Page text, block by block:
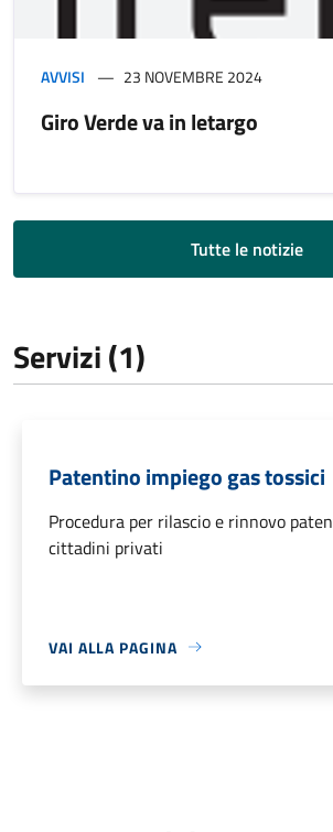
AVVISI 23 NOVEMBRE 2024
Giro Verde va in letargo
Tutte le notizie
Servizi (1)
Patentino impiego gas tossici
Procedura per rilascio e rinnovo
cittadini privati
VAI ALLA PAGINA